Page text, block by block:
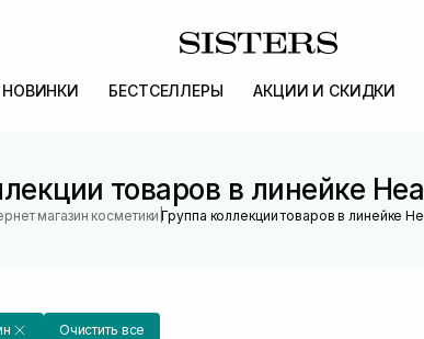
НОВИНКИ БЕСТСЕЛЛЕРЫ АКЦИИ И СКИДКИ
товаров в линейке
магазин косметики |Группа коллекции товаров в линейке
Очистить все